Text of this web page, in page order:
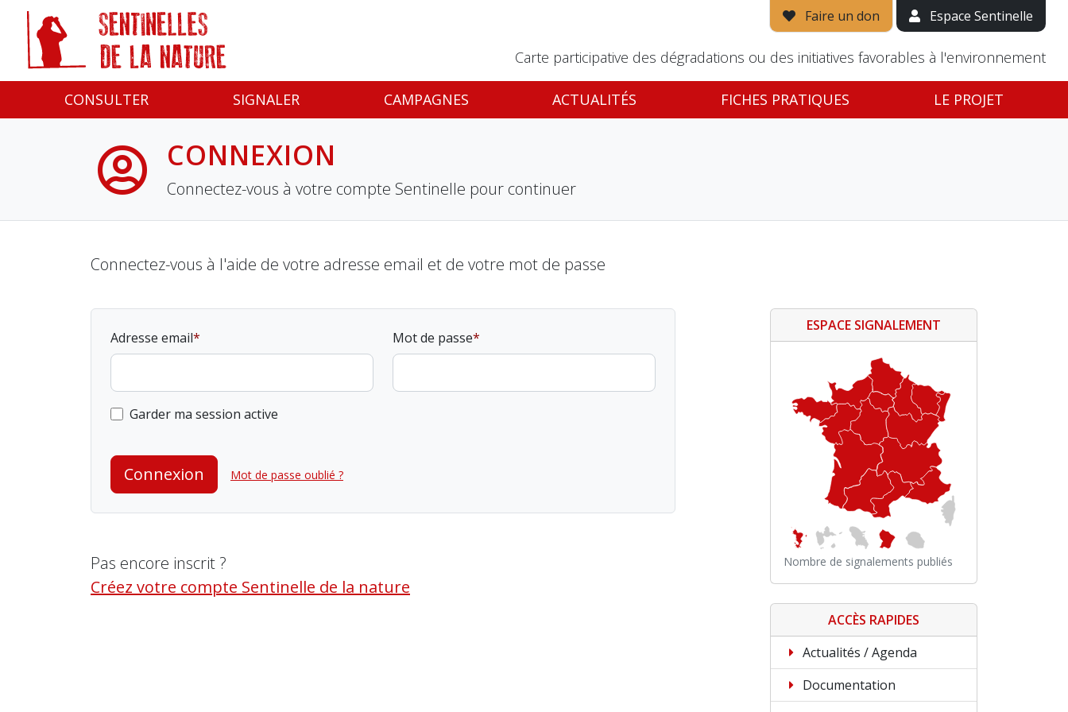
Faire un don Espace Sentinelle
Carte participative des dégradations ou des initiatives favorables à l'environnement
CONSULTER SIGNALER CAMPAGNES ACTUALITÉS FICHES PRATIQUES LE PROJET
CONNEXION
Connectez-vous à votre compte Sentinelle pour continuer
Connectez-vous à l'aide de votre adresse email et de votre mot de passe
Adresse email Mot de passe
Garder ma session active
Connexion Mot de passe oublié ?
Pas encore inscrit ?
Créez votre compte Sentinelle de la nature
ESPACE SIGNALEMENT
Nombre de signalements publiés
ACCÈS RAPIDES
Actualités / Agenda
Documentation
Panneau de gestion des cookies